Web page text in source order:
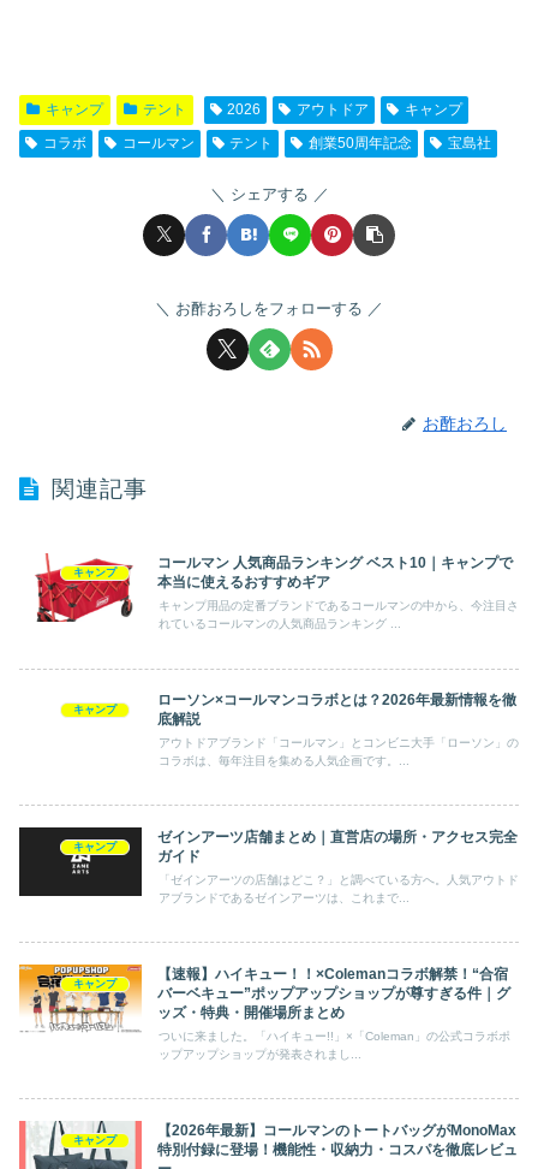
キャンプ テント 2026 アウトドア
キャンプ
コラボ
コールマン テント 創業50周年記念 宝島社
シェアする
お酢おろしをフォローする
お酢おろし
関連記事
キャンプ
コールマン 人気商品ランキング ベスト10｜キャンプで
本当に使えるおすすめギア
キャンプ用品の定番ブランドであるコールマンの中から、今注目さ
れているコールマンの人気商品ランキング ...
キャンプ
ローソン×コールマンコラボとは？2026年最新情報を徹
底解説
アウトドアブランド「コールマン」とコンビニ大手「ローソン」の
コラボは、毎年注目を集める人気企画です。...
キャンプ
ゼインアーツ店舗まとめ｜直営店の場所・アクセス完全
ガイド
「ゼインアーツの店舗はどこ？」と調べている方へ。人気アウトド
アブランドであるゼインアーツは、これまで...
キャンプ
【速報】ハイキュー！！×Colemanコラボ解禁！“合宿
バーベキュー”ポップアップショップが尊すぎる件｜グ
ッズ・特典・開催場所まとめ
ついに来ました。「ハイキュー!!」×「Coleman」の公式コラボポ
ップアップショップが発表されまし...
キャンプ
【2026年最新】コールマンのトートバッグがMonoMax
特別付録に登場！機能性・収納力・コスパを徹底レビュ